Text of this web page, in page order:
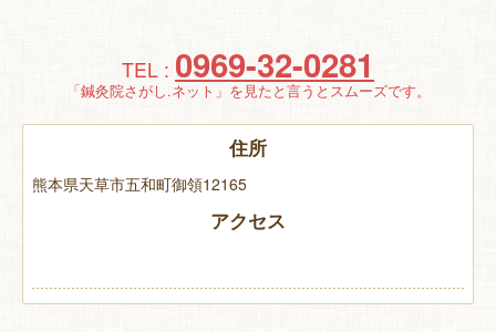
TEL : 0969-32-0281
「鍼灸院さがし.ネット」を見たと言うとスムーズです。
住所
熊本県天草市五和町御領12165
アクセス